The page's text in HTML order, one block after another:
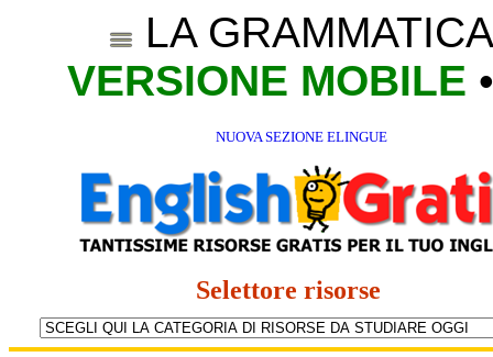
LA
VERSIONE MOBILE
NUOVA SEZIONE ELINGUE
Selettore risorse